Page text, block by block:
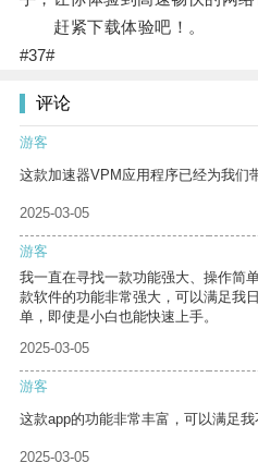
赶紧下载体验吧！。
#37#
评论
游客
这款加速器VPM应用程序已经为我们
2025-03-05
游客
我一直在寻找一款功能强大、操作简
款软件的功能非常强大，可以满足我
单，即使是小白也能快速上手。
2025-03-05
游客
这款app的功能非常丰富，可以满足我
2025-03-05